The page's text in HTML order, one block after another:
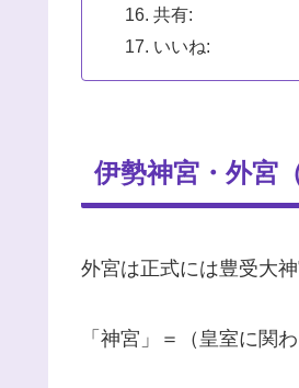
共有:
いいね:
伊勢神宮・外宮
外宮は正式には豊受大
「神宮」＝（皇室に関